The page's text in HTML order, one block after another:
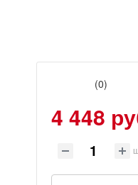
(0)
4 448